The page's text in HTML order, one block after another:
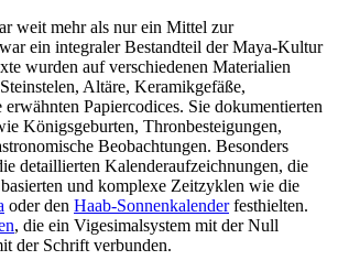
weit mehr als nur ein Mittel zur
ein integraler Bestandteil der Maya-Kultur
wurden auf verschiedenen Materialien
Altäre, Keramikgefäße,
erwähnten Papiercodices. Sie dokumentierten
Königsgeburten, Thronbesteigungen,
Beobachtungen. Besonders
detaillierten Kalenderaufzeichnungen, die
und komplexe Zeitzyklen wie die
oder den Haab-Sonnenkalenderfesthielten.
, die ein Vigesimalsystem mit der Null
der Schrift verbunden.